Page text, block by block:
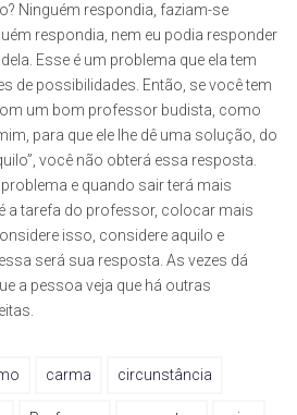
Ninguém respondia, faziam-se
respondia, nem eu podia responder
Esse é um problema que ela tem
de possibilidades. Então, se você tem
um bom professor budista, como
para que ele lhe dê uma solução, do
você não obterá essa resposta.
e quando sair terá mais
a tarefa do professor, colocar mais
isso, considere aquilo e
será sua resposta. As vezes dá
a pessoa veja que há outras
carma circunstância